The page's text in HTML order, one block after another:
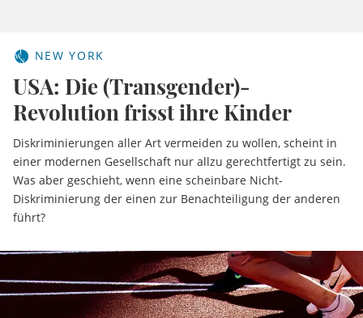
NEW YORK
USA: Die (Transgender)-
Revolution frisst ihre Kinder
Diskriminierungen aller Art vermeiden zu wollen, scheint in
einer modernen Gesellschaft nur allzu gerechtfertigt zu sein.
Was aber geschieht, wenn eine scheinbare Nicht-
Diskriminierung der einen zur Benachteiligung der anderen
führt?